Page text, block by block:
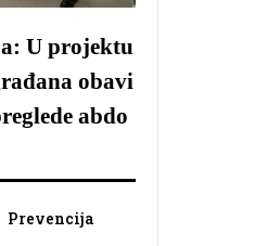
U projektu
obavi
abdo
Prevencija